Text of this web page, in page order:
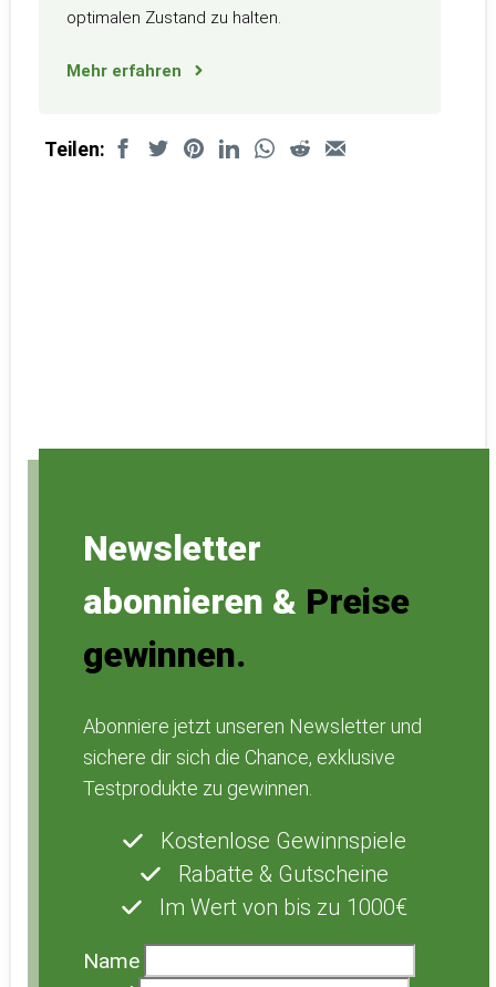
optimalen Zustand zu halten.
Mehr erfahren
Teilen:
Newsletter
abonnieren & Preise
gewinnen.
Abonniere jetzt unseren Newsletter und
sichere dir sich die Chance, exklusive
Testprodukte zu gewinnen.
Kostenlose Gewinnspiele
Rabatte & Gutscheine
Im Wert von bis zu 1000€
Name